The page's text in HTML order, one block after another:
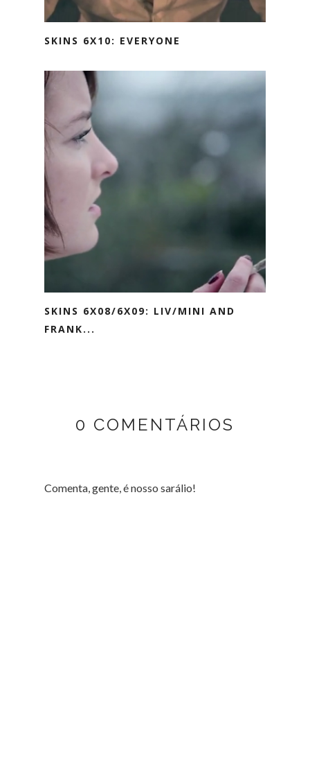
SKINS 6X10: EVERYONE
SKINS 6X08/6X09: LIV/MINI AND
FRANK...
0 COMENTÁRIOS
Comenta, gente, é nosso sarálio!